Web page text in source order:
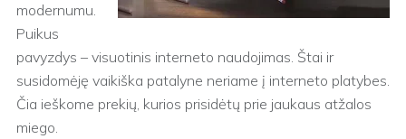
modernumu.
Puikus
pavyzdys – visuotinis interneto naudojimas. Štai ir
susidomėję vaikiška patalyne neriame į interneto platybes.
Čia ieškome prekių, kurios prisidėtų prie jaukaus atžalos
miego.